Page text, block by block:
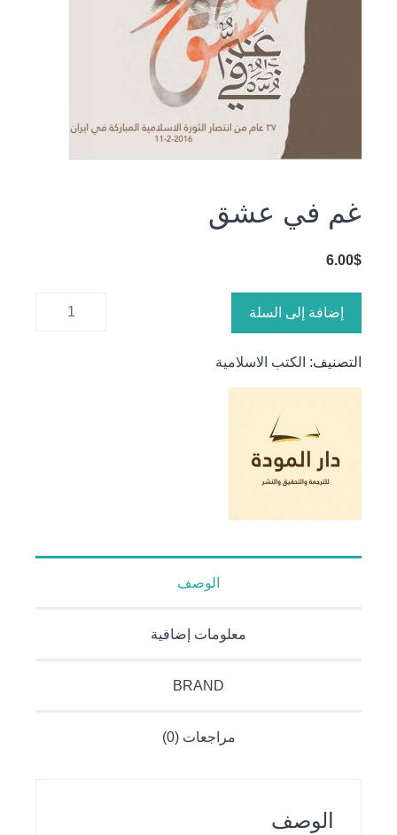
غم في عشق
6.00$
كمية غم
إضافة إلى السلة
التصنيف: الكتب الاسلامية
الوصف
معلومات إضافية
BRAND
مراجعات (0)
الوصف